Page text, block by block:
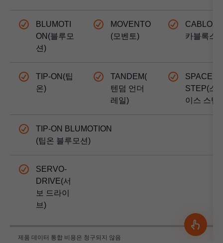
BLUMOTI
ON(블루모
션)
MOVENTO
(모벤토)
카블록스)
TIP-ON(팁
온)
TANDEM(
텐덤 언더
레일)
SPACE
STEP(스
이스 스텝)
TIP-ON BLUMOTION
(팁온 블루모션)
SERVO-
DRIVE(서
보 드라이
브)
제품 데이터 통합 비용은 청구되지 않음